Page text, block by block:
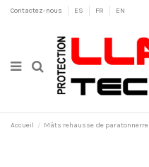
Contactez-nous ES FR EN
Accueil Mâts rehausse de paratonnerre